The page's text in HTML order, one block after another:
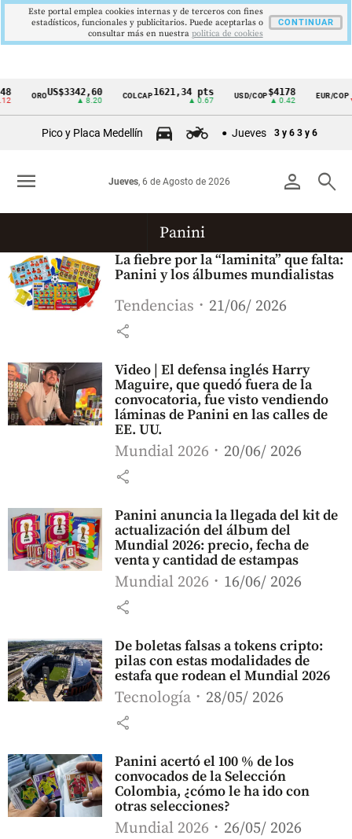
Cintillo
Colombia
OROUS$3342,60
▲ 8.20
COLCAP1621,34 pts
▲ 0.67
USD/COP$4178
▲ 0.42
EUR/COP
▼
Pico y Placa Medellín Jueves 3 y 6 3 y 6
person search
Jueves, 6 de Agosto de 2026
menu
Panini
La fiebre por la“laminita” que falta:
Panini y los álbumes mundialistas
Tendencias 21/06/ 2026
share
Video | El defensa inglés Harry
Maguire, que quedó fuera de la
convocatoria, fue visto vendiendo
láminas de Panini en las calles de
EE. UU.
Mundial 2026 20/06/ 2026
share
Panini anuncia la llegada del kit de
actualización del álbum del
Mundial 2026: precio, fecha de
venta y cantidad de estampas
Mundial 2026 16/06/ 2026
share
De boletas falsas a tokens cripto:
pilas con estas modalidades de
estafa que rodean el Mundial 2026
Tecnología 28/05/ 2026
share
Panini acertó el 100 % de los
convocados de la Selección
Colombia, ¿cómo le ha ido con
otras selecciones?
Mundial 2026 26/05/ 2026
Este portal emplea cookies internas y de terceros con fines
estadísticos, funcionales y publicitarios. Puede aceptarlas o
consultar más en nuestra politica de cookies
CONTINUAR